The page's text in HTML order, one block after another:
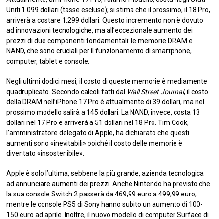
Uniti 1.099 dollari (tasse escluse); si stima che il prossimo, il 18 Pro,
arriverà a costare 1.299 dollari. Questo incremento non è dovuto
ad innovazioni tecnologiche, ma all’eccezionale aumento dei
prezzi di due componenti fondamentali: le memorie DRAM e
NAND, che sono cruciali per il funzionamento di smartphone,
computer, tablet e console.
Negli ultimi dodici mesi, il costo di queste memorie è mediamente
quadruplicato. Secondo calcoli fatti dal Wall Street Journal, il costo
della DRAM nell’iPhone 17 Pro è attualmente di 39 dollari, ma nel
prossimo modello salirà a 145 dollari. La NAND, invece, costa 13
dollari nel 17 Pro e arriverà a 51 dollari nel 18 Pro. Tim Cook,
l’amministratore delegato di Apple, ha dichiarato che questi
aumenti sono «inevitabili» poiché il costo delle memorie è
diventato «insostenibile».
Apple è solo l’ultima, sebbene la più grande, azienda tecnologica
ad annunciare aumenti dei prezzi. Anche Nintendo ha previsto che
la sua console Switch 2 passerà da 469,99 euro a 499,99 euro,
mentre le console PS5 di Sony hanno subito un aumento di 100-
150 euro ad aprile. Inoltre, il nuovo modello di computer Surface di